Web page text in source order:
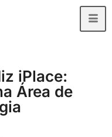
iPlace:
Área de